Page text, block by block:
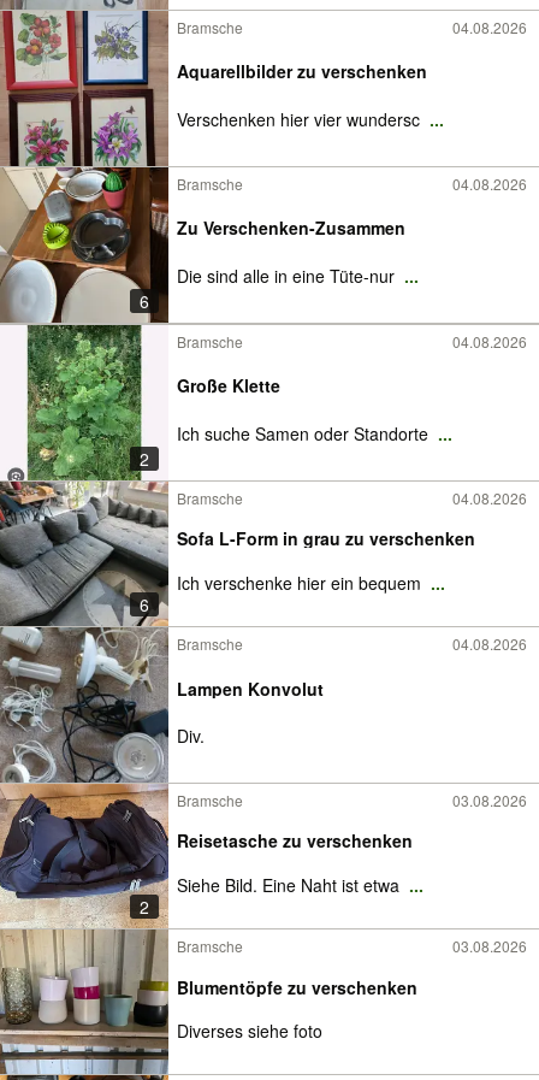
Bramsche 04.08.2026
Aquarellbilder zu verschenken
Verschenken hier vier wundersc ...
6
Bramsche 04.08.2026
Zu Verschenken-Zusammen
Die sind alle in eine Tüte-nur ...
2
Bramsche 04.08.2026
Große Klette
Ich suche Samen oder Standorte ...
6
Bramsche 04.08.2026
Sofa L-Form in grau zu verschenken
Ich verschenke hier ein bequem ...
Bramsche 04.08.2026
Lampen Konvolut
Div.
2
Bramsche 03.08.2026
Reisetasche zu verschenken
Siehe Bild. Eine Naht ist etwa ...
Bramsche 03.08.2026
Blumentöpfe zu verschenken
Diverses siehe foto